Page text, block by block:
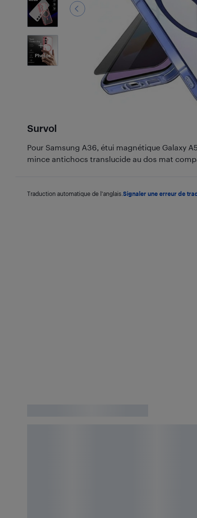
2
Photos
Survol
Pour Samsung A36, étui magnétique Galaxy
mince antichocs translucide au dos mat
Traduction automatique de l'anglais. Signaler une erreur de